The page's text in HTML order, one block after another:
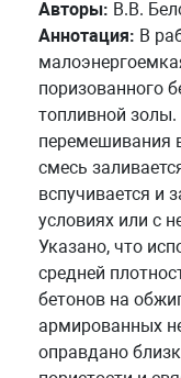
Авторы: В.В.
Аннотация: В
поризованного
топливной золы.
перемешивания
смесь
вспучивается и
условиях или с
Указано, что
средней
бетонов на
армированных
оправдано